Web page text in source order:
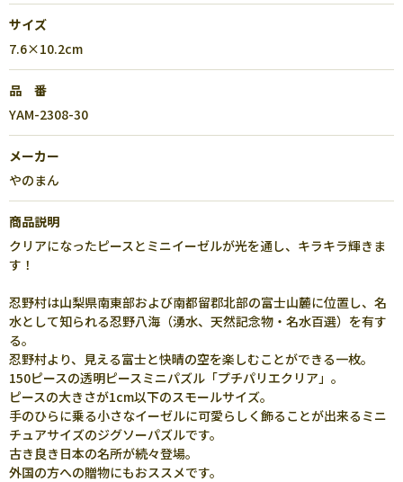
サイズ
7.6×10.2cm
品 番
YAM-2308-30
メーカー
やのまん
商品説明
クリアになったピースとミニイーゼルが光を通し、キラキラ輝きま
す！
忍野村は山梨県南東部および南都留郡北部の富士山麓に位置し、名
水として知られる忍野八海（湧水、天然記念物・名水百選）を有す
る。
忍野村より、見える富士と快晴の空を楽しむことができる一枚。
150ピースの透明ピースミニパズル「プチパリエクリア」。
ピースの大きさが1cm以下のスモールサイズ。
手のひらに乗る小さなイーゼルに可愛らしく飾ることが出来るミニ
チュアサイズのジグソーパズルです。
古き良き日本の名所が続々登場。
外国の方への贈物にもおススメです。